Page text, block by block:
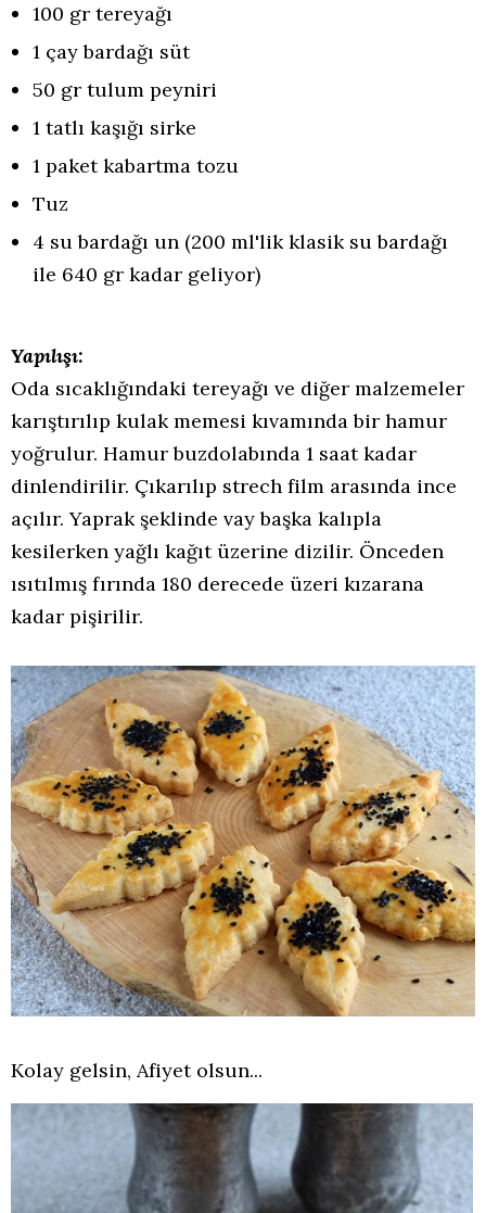
100 gr tereyağı
1 çay bardağı süt
50 gr tulum peyniri
1 tatlı kaşığı sirke
1 paket kabartma tozu
Tuz
4 su bardağı un (200 ml'lik klasik su bardağı
ile 640 gr kadar geliyor)
Yapılışı:
Oda sıcaklığındaki tereyağı ve diğer malzemeler
karıştırılıp kulak memesi kıvamında bir hamur
yoğrulur. Hamur buzdolabında 1 saat kadar
dinlendirilir. Çıkarılıp strech film arasında ince
açılır. Yaprak şeklinde vay başka kalıpla
kesilerken yağlı kağıt üzerine dizilir. Önceden
ısıtılmış fırında 180 derecede üzeri kızarana
kadar pişirilir.
Kolay gelsin, Afiyet olsun...